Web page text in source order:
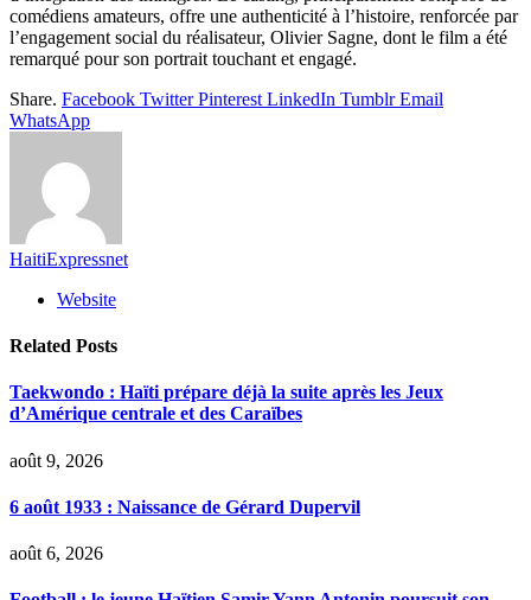
comédiens amateurs, offre une authenticité à l’histoire, renforcée par
l’engagement social du réalisateur, Olivier Sagne, dont le film a été
remarqué pour son portrait touchant et engagé.
Share. Facebook Twitter Pinterest LinkedIn Tumblr Email
WhatsApp
HaitiExpressnet
Website
Related Posts
Taekwondo : Haïti prépare déjà la suite après les Jeux
d’Amérique centrale et des Caraïbes
août 9, 2026
6 août 1933 : Naissance de Gérard Dupervil
août 6, 2026